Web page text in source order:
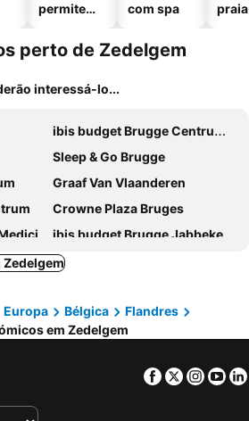
permitem
com spa
praia
perto de Zedelgem
interessá-lo...
ibis budget Brugge Centrum Station
Sleep & Go Brugge
Graaf Van Vlaanderen
Crowne Plaza Bruges
ibis budget Brugge Jabbeke
Hotel Bourgoensch Hof
Hotel Marcel
Canalview Hotel Ter Reien
The Black Swan Hotel
Zedelgem
Europa Bélgica
Flandres
em Zedelgem
Facebook
Twitter